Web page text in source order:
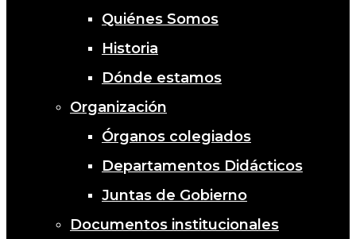
Quiénes Somos
Historia
Dónde estamos
Organización
Órganos colegiados
Departamentos Didácticos
Juntas de Gobierno
Documentos institucionales